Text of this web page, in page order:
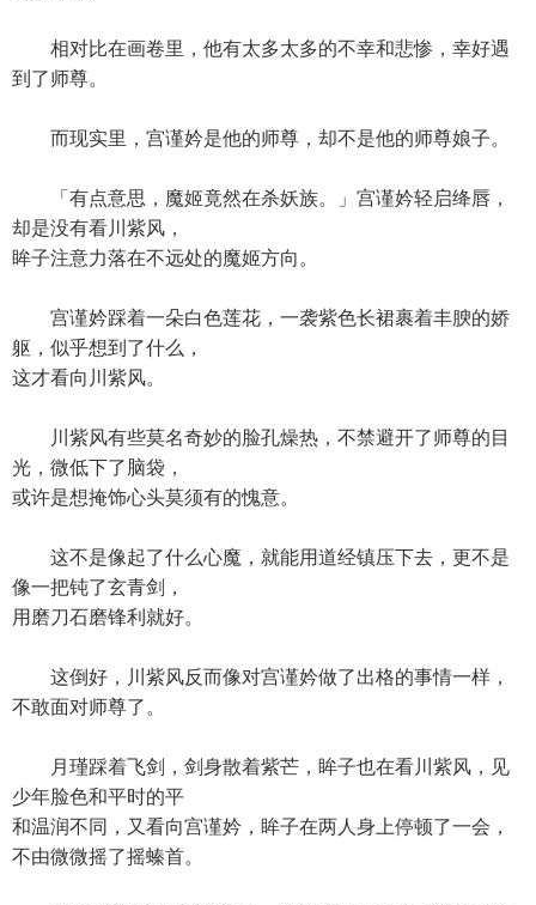
相对比在画卷里，他有太多太多的不幸和悲惨，幸好遇
到了师尊。
而现实里，宫谨妗是他的师尊，却不是他的师尊娘子。
「有点意思，魔姬竟然在杀妖族。」宫谨妗轻启绛唇，
却是没有看川紫风，
眸子注意力落在不远处的魔姬方向。
宫谨妗踩着一朵白色莲花，一袭紫色长裙裹着丰腴的娇
躯，似乎想到了什么，
这才看向川紫风。
川紫风有些莫名奇妙的脸孔燥热，不禁避开了师尊的目
光，微低下了脑袋，
或许是想掩饰心头莫须有的愧意。
这不是像起了什么心魔，就能用道经镇压下去，更不是
像一把钝了玄青剑，
用磨刀石磨锋利就好。
这倒好，川紫风反而像对宫谨妗做了出格的事情一样，
不敢面对师尊了。
月瑾踩着飞剑，剑身散着紫芒，眸子也在看川紫风，见
少年脸色和平时的平
和温润不同，又看向宫谨妗，眸子在两人身上停顿了一会，
不由微微摇了摇螓首。